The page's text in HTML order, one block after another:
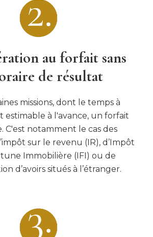
au forfait sans
de résultat
missions, dont le temps à
estimable à l'avance, un forfait
C'est notamment le cas des
sur le revenu (IR), d’Impôt
Immobilière (IFI) ou de
d’avoirs situés à l’étranger.